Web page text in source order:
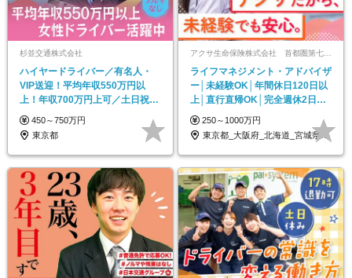
杉並交通株式会社
ハイヤードライバー／有名人・
VIP送迎！平均年収550万円以
上！年収700万円上可／土日祝休
可／完全予約制
450～750万円
東京都
アクサ生命保険株式会社 首都圏第七FA支社(大阪/福岡/つくば/広島/札幌/仙台)
ライフマネジメント・アドバイザ
ー│未経験OK│年間休日120日以
上│直行直帰OK│完全週休2日制
│育児支援充実
250～1000万円
東京都_大阪府_北海道_宮城県_茨城県_…